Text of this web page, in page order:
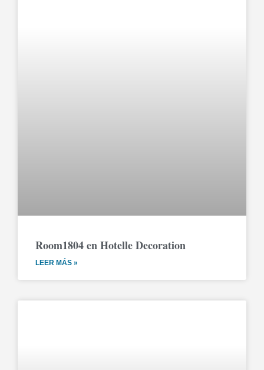
Room1804 en Hotelle Decoration
LEER MÁS »